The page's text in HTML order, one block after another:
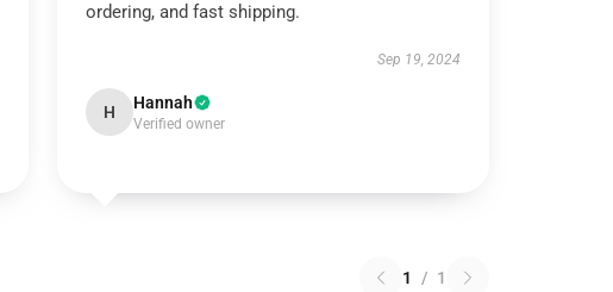
ordering, and fast shipping.
Sep 19, 2024
H Hannah
Verified owner
1 / 1